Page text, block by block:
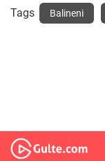
Tags Balineni